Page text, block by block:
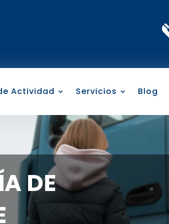
Actividad Servicios Blog
DE